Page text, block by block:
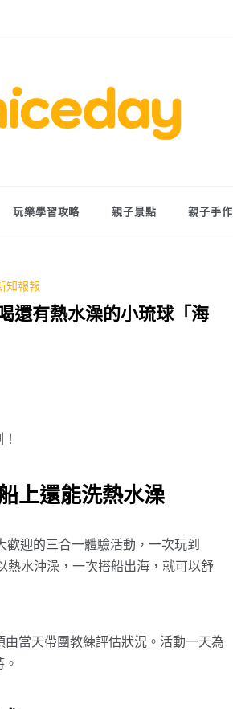
子X體驗
玩樂學習攻略 親子景點 親子手作
知報報
還有熱水澡的小琉球「海
上還能洗熱水澡
迎的三合一體驗活動，一次玩到
熱水沖澡，一次搭船出海，就可以舒
當天帶團教練評估狀況。活動一天為